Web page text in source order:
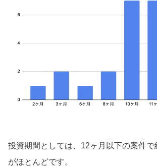
投資期間としては、12ヶ月以下の案件で
がほとんどです。